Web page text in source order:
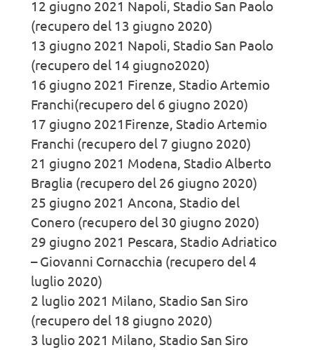
12 giugno 2021 Napoli, Stadio San Paolo
(recupero del 13 giugno 2020)
13 giugno 2021 Napoli, Stadio San Paolo
(recupero del 14 giugno2020)
16 giugno 2021 Firenze, Stadio Artemio
Franchi(recupero del 6 giugno 2020)
17 giugno 2021Firenze, Stadio Artemio
Franchi (recupero del 7 giugno 2020)
21 giugno 2021 Modena, Stadio Alberto
Braglia (recupero del 26 giugno 2020)
25 giugno 2021 Ancona, Stadio del
Conero (recupero del 30 giugno 2020)
29 giugno 2021 Pescara, Stadio Adriatico
– Giovanni Cornacchia (recupero del 4
luglio 2020)
2 luglio 2021 Milano, Stadio San Siro
(recupero del 18 giugno 2020)
3 luglio 2021 Milano, Stadio San Siro